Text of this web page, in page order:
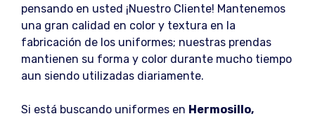
pensando en usted ¡Nuestro Cliente! Mantenemos
una gran calidad en color y textura en la
fabricación de los uniformes; nuestras prendas
mantienen su forma y color durante mucho tiempo
aun siendo utilizadas diariamente.
Si está buscando uniformes en Hermosillo,